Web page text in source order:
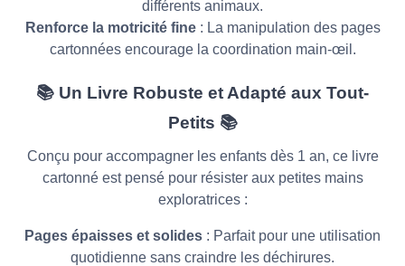
différents animaux.
Renforce la motricité fine: La manipulation des pages
cartonnées encourage la coordination main-œil.
📚 Un Livre Robuste et Adapté aux Tout-
Petits 📚
Conçu pour accompagner les enfants dès 1 an, ce livre
cartonné est pensé pour résister aux petites mains
exploratrices :
Pages épaisses et solides : Parfait pour une utilisation
quotidienne sans craindre les déchirures.